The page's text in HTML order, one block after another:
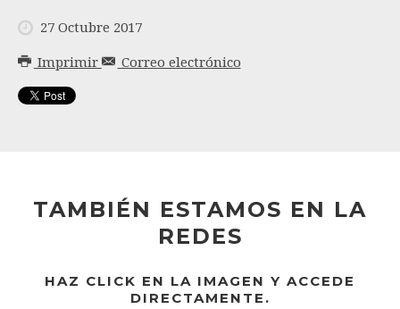
27 Octubre 2017
Imprimir Correo electrónico
TAMBIÉN ESTAMOS EN LA
REDES
HAZ CLICK EN LA IMAGEN Y ACCEDE
DIRECTAMENTE.